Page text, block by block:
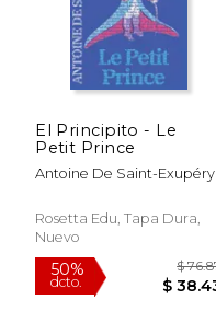
El Principito - Le
Petit Prince
Antoine De Saint-Exupéry
Rosetta Edu, Tapa Dura,
Nuevo